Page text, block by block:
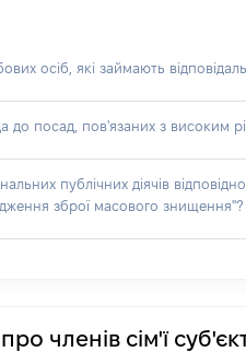
осіб, які займають
посад, пов'язаних з високим
публічних діячів
зброї масового знищення"?
членів сім'ї